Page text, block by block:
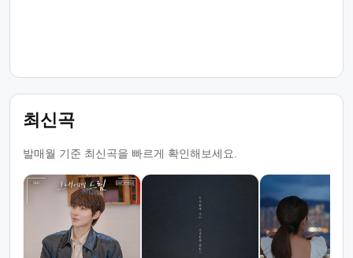
최신곡
발매월 기준 최신곡을 빠르게 확인해보세요.